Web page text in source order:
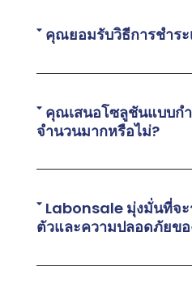
คุณยอมรับวิธีการชำระ
คุณเสนอโซลูชันแบบก
จำนวนมากหรือไม่?
Labonsale มุ่งมั่นที่จ
ตัวและความปลอดภัยข